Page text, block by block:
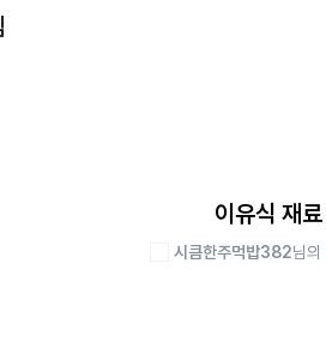
이유식 재료
시큼한주먹밥382님의